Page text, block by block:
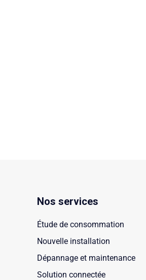
Nos services
Étude de consommation
Nouvelle installation
Dépannage et maintenance
Solution connectée